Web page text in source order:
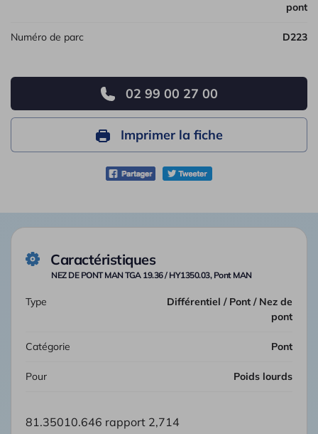
pont
Numéro de parc D223
02 99 00 27 00
Imprimer la fiche
Caractéristiques
NEZ DE PONT MAN TGA 19.36 / HY1350.03, Pont MAN
Type
Différentiel / Pont / Nez de
pont
Catégorie Pont
Pour Poids lourds
81.35010.646 rapport 2,714